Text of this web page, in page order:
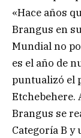
«Hace años
Brangus en
Mundial no
es el año de
puntualizó el
Etchebehere.
Brangus se
Categoría B y